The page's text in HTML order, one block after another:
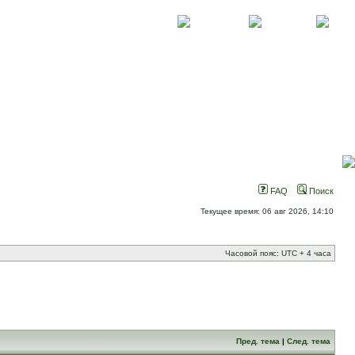
FAQ Поиск
Текущее время: 06 авг 2026, 14:10
Часовой пояс: UTC + 4 часа
Пред. тема | След. тема